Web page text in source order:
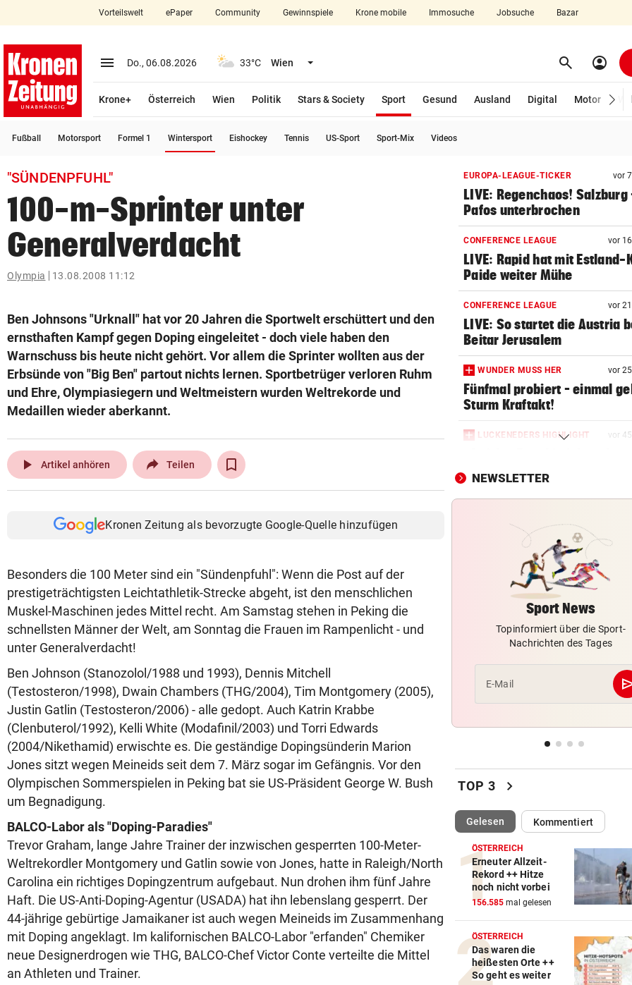
closeSchließen
account_circle Anmelden
arrow_right
arrow_right
bookmark
search
Suchbegriff
eingeben
Muthgasse 2, 1190 Wien
Vorteilswelt ePaper Community Gewinnspiele Krone mobile Immosuche Jobsuche Bazar
menu Menü aufklappen
Do., 06.08.2026 33°C Wien Menü aufklappen search Suchen
account_circle
Krone+ Österreich Wien Politik Stars & Society Sport
Gesund
Ausland Digital Motor
Fußball Motorsport Formel 1 Wintersport Eishockey Tennis US-Sport Sport-Mix Videos
"SÜNDENPFUHL"
100-m-Sprinter unter
Generalverdacht
Olympia 13.08.2008 11:12
Ben Johnsons "Urknall" hat vor 20 Jahren die Sportwelt erschüttert und den
ernsthaften Kampf gegen Doping eingeleitet - doch viele haben den
Warnschuss bis heute nicht gehört. Vor allem die Sprinter wollten aus der
Erbsünde von "Big Ben" partout nichts lernen. Sportbetrüger verloren Ruhm
und Ehre, Olympiasiegern und Weltmeistern wurden Weltrekorde und
Medaillen wieder aberkannt.
play_arrow Artikel anhören Teilen
Kronen Zeitung als bevorzugte Google-Quelle hinzufügen
Besonders die 100 Meter sind ein "Sündenpfuhl": Wenn die Post auf der
prestigeträchtigsten Leichtathletik-Strecke abgeht, ist den menschlichen
Muskel-Maschinen jedes Mittel recht. Am Samstag stehen in Peking die
schnellsten Männer der Welt, am Sonntag die Frauen im Rampenlicht - und
unter Generalverdacht!
Ben Johnson (Stanozolol/1988 und 1993), Dennis Mitchell
(Testosteron/1998), Dwain Chambers (THG/2004), Tim Montgomery (2005),
Justin Gatlin (Testosteron/2006) - alle gedopt. Auch Katrin Krabbe
(Clenbuterol/1992), Kelli White (Modafinil/2003) und Torri Edwards
(2004/Nikethamid) erwischte es. Die geständige Dopingsünderin Marion
Jones sitzt wegen Meineids seit dem 7. März sogar im Gefängnis. Vor den
Olympischen Sommerspielen in Peking bat sie US-Präsident George W. Bush
um Begnadigung.
BALCO-Labor als "Doping-Paradies"
Trevor Graham, lange Jahre Trainer der inzwischen gesperrten 100-Meter-
Weltrekordler Montgomery und Gatlin sowie von Jones, hatte in Raleigh/North
Carolina ein richtiges Dopingzentrum aufgebaut. Nun drohen ihm fünf Jahre
Haft. Die US-Anti-Doping-Agentur (USADA) hat ihn lebenslang gesperrt. Der
44-jährige gebürtige Jamaikaner ist auch wegen Meineids im Zusammenhang
mit Doping angeklagt. Im kalifornischen BALCO-Labor "erfanden" Chemiker
neue Designerdrogen wie THG, BALCO-Chef Victor Conte verteilte die Mittel
an Athleten und Trainer.
EUROPA-LEAGUE-TICKER vor
LIVE: Regenchaos! Salzburg
Pafos unterbrochen
CONFERENCE LEAGUE vor
LIVE: Rapid hat mit Estland-
Paide weiter Mühe
CONFERENCE LEAGUE vor
LIVE: So startet die Austria
Beitar Jerusalem
WUNDER MUSS HER vor
Fünfmal probiert – einmal
Sturm Kraftakt!
LUCKENEDERS HIGHLIGHT vor
die Gelbe auch“
TROTZ FIFA-RÜCKZIEHER vor
wieder mit WM-Boykott
Wacker fordert den großen
Aufstiegsfavoriten
FIFA IN DER KRITIK vor 55
Wie Infantino jetzt in den
Angriffsmodus schaltet
vor
Schwiegermütter!“
Marco Kasper: „Brenne fürs
Eishockey wie mit 16!“
NEWSLETTER
Sport News
Topinformiert über die Sport-
Nachrichten des Tages
E-Mail
TOP 3 chevron_right
Gelesen(ausgewählt)Kommentiert
ÖSTERREICH
Erneuter Allzeit-
Rekord ++ Hitze
noch nicht vorbei
156.585 mal gelesen
ÖSTERREICH
Das waren die
heißesten Orte ++
So geht es weiter